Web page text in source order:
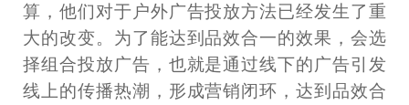
算，他们对于户外广告投放方法已经发生了重
大的改变。为了能达到品效合一的效果，会选
择组合投放广告，也就是通过线下的广告引发
线上的传播热潮，形成营销闭环，达到品效合